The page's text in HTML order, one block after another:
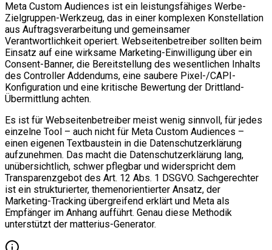
Meta Custom Audiences ist ein leistungsfähiges Werbe-
Zielgruppen-Werkzeug, das in einer komplexen Konstellation
aus Auftragsverarbeitung und gemeinsamer
Verantwortlichkeit operiert. Webseitenbetreiber sollten beim
Einsatz auf eine wirksame Marketing-Einwilligung über ein
Consent-Banner, die Bereitstellung des wesentlichen Inhalts
des Controller Addendums, eine saubere Pixel-/CAPI-
Konfiguration und eine kritische Bewertung der Drittland-
Übermittlung achten.
Es ist für Webseitenbetreiber meist wenig sinnvoll, für jedes
einzelne Tool – auch nicht für Meta Custom Audiences –
einen eigenen Textbaustein in die Datenschutzerklärung
aufzunehmen. Das macht die Datenschutzerklärung lang,
unübersichtlich, schwer pflegbar und widerspricht dem
Transparenzgebot des Art. 12 Abs. 1 DSGVO. Sachgerechter
ist ein strukturierter, themenorientierter Ansatz, der
Marketing-Tracking übergreifend erklärt und Meta als
Empfänger im Anhang aufführt. Genau diese Methodik
unterstützt der matterius-Generator.